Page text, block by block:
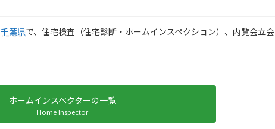
千葉県で、住宅検査（住宅診断・ホームインスペクション）、内覧会立会
ホームインスペクターの一覧
Home Inspector